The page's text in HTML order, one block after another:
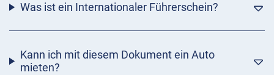
Was ist ein Internationaler Führerschein?
Kann ich mit diesem Dokument ein Auto
mieten?